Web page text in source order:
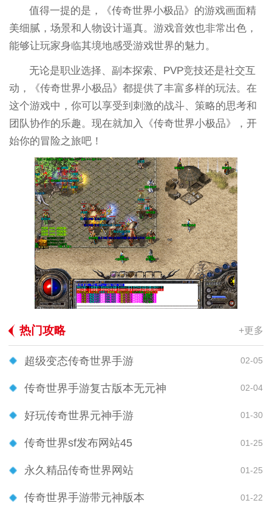
值得一提的是，《传奇世界小极品》的游戏画面精
美细腻，场景和人物设计逼真。游戏音效也非常出色，
能够让玩家身临其境地感受游戏世界的魅力。
无论是职业选择、副本探索、PVP竞技还是社交互
动，《传奇世界小极品》都提供了丰富多样的玩法。在
这个游戏中，你可以享受到刺激的战斗、策略的思考和
团队协作的乐趣。现在就加入《传奇世界小极品》，开
始你的冒险之旅吧！
热门攻略 +更多
超级变态传奇世界手游 02-05
传奇世界手游复古版本无元神 02-04
好玩传奇世界元神手游 01-30
传奇世界sf发布网站45 01-25
永久精品传奇世界网站 01-25
传奇世界手游带元神版本 01-22